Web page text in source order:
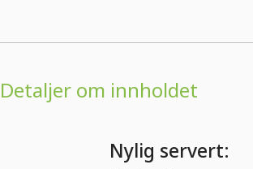
Detaljer om innholdet
Nylig servert: